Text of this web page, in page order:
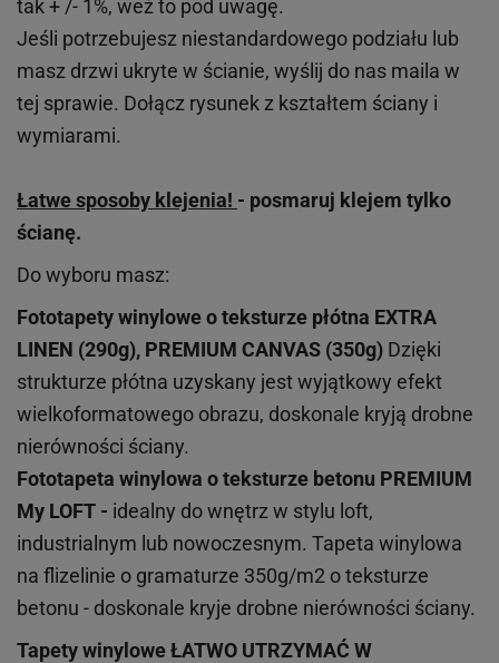
tak + /- 1%, weź to pod uwagę.
Jeśli potrzebujesz niestandardowego podziału lub
masz drzwi ukryte w ścianie, wyślij do nas maila w
tej sprawie. Dołącz rysunek z kształtem ściany i
wymiarami.
Łatwe sposoby klejenia! - posmaruj klejem tylko
ścianę.
Do wyboru masz:
Fototapety winylowe oteksturze płótna EXTRA
LINEN (290g), PREMIUM CANVAS (350g) Dzięki
strukturze płótna uzyskany jest wyjątkowy efekt
wielkoformatowego obrazu, doskonale kryją drobne
nierówności ściany.
Fototapeta winylowa oteksturze betonu PREMIUM
My LOFT - idealny do wnętrz w stylu loft,
industrialnym lub nowoczesnym. Tapeta winylowa
na flizelinie o gramaturze 350g/m2 o teksturze
betonu - doskonale kryje drobne nierówności ściany.
Tapety winyloweŁATWO UTRZYMAĆ W